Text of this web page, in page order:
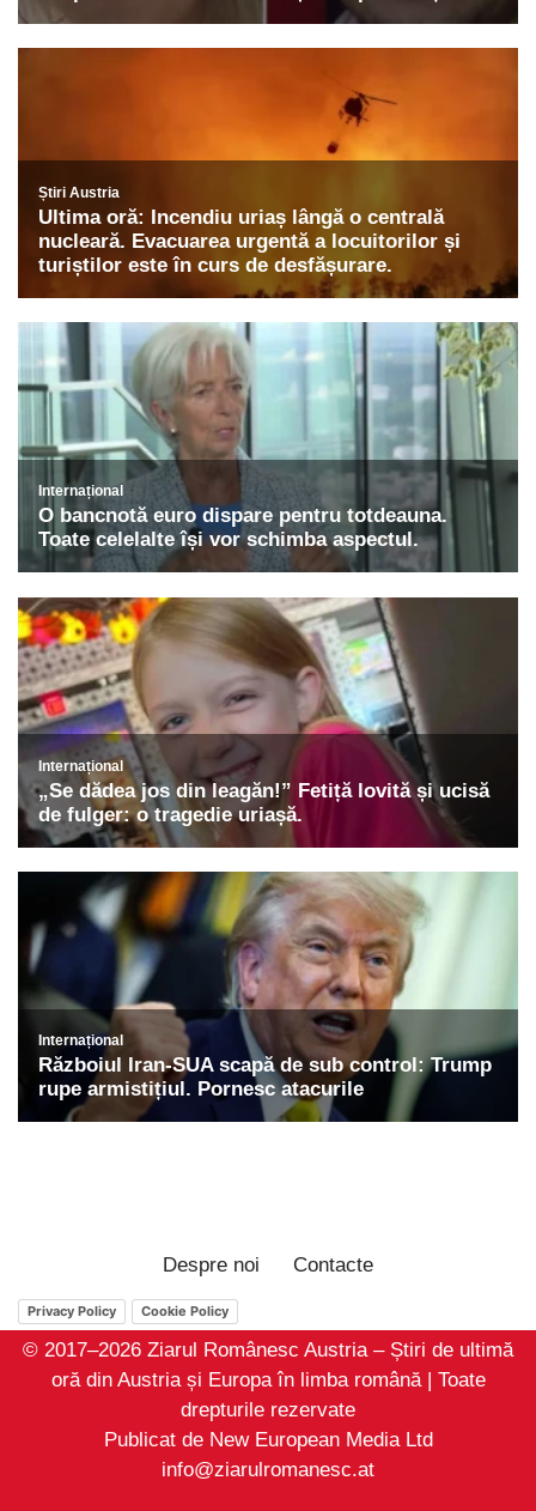
Despre noi Contacte
Privacy Policy Cookie Policy
© 2017–2026 Ziarul Românesc Austria – Știri de ultimă
oră din Austria și Europa în limba română | Toate
drepturile rezervate
Publicat de New European Media Ltd
info@ziarulromanesc.at